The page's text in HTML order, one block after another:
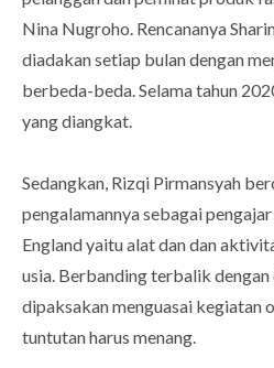
Nina Nugroho. Rencananya
diadakan setiap bulan dengan
berbeda-beda. Selama tahun
yang diangkat.
Sedangkan, Rizqi Pirmansyah
pengalamannya sebagai
England yaitu alat dan dan
usia. Berbanding terbalik dengan
dipaksakan menguasai kegiatan
tuntutan harus menang.